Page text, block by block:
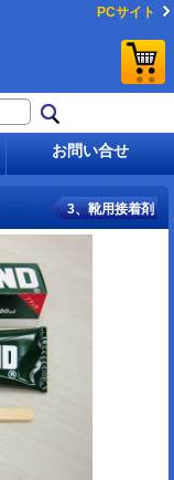
PCサイト
お問い合せ
3、靴用接着剤